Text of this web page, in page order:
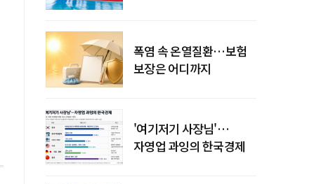
폭염 속 온열질환…보험
보장은 어디까지
'여기저기 사장님'…
자영업 과잉의 한국경제